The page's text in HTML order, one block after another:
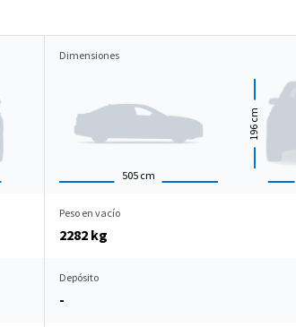
Dimensiones
505 cm
196
cm
Peso en vacío
2282 kg
Depósito
-